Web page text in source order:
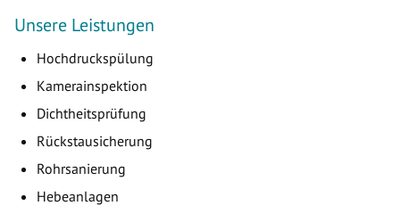
Unsere Leistungen
Hochdruckspülung
Kamerainspektion
Dichtheitsprüfung
Rückstausicherung
Rohrsanierung
Hebeanlagen